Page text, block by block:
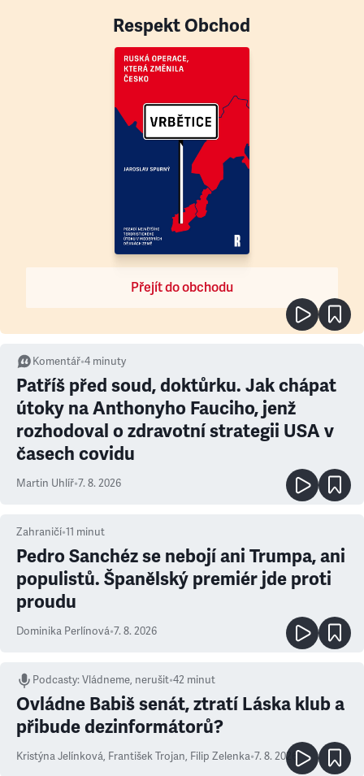
Respekt Obchod
Přejít do obchodu
Komentář•4 minuty
Patříš před soud, doktůrku. Jak chápat
útoky na Anthonyho Fauciho, jenž
rozhodoval o zdravotní strategii USA v
časech covidu
Martin Uhlíř•7. 8. 2026
Zahraničí•11 minut
Pedro Sanchéz se nebojí ani Trumpa, ani
populistů. Španělský premiér jde proti
proudu
Dominika Perlínová•7. 8. 2026
Podcasty:Vládneme, nerušit•42 minut
Ovládne Babiš senát, ztratí Láska klub a
přibude dezinformátorů?
Kristýna Jelínková, František Trojan, Filip Zelenka•7. 8. 2026